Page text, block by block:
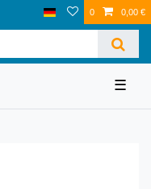
0 0,00 €
☰